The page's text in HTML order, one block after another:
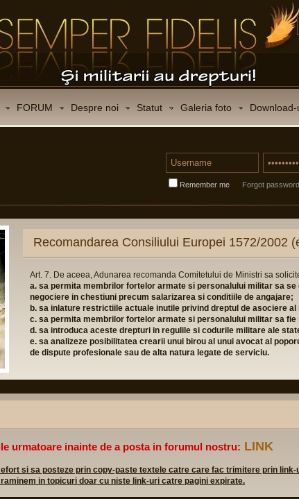
FORUM Despre noi Statut Galeria foto Download-
Remember me Forgot
Recomandarea Consiliului Europei 1572/2002
Art. 7. De aceea, Adunarea recomanda Comitetului de Ministri sa
a. sa permita membrilor fortelor armate si personalului militar sa
negociere in chestiuni precum salarizarea si conditiile de angajare;
b. sa inlature restrictiile actuale inutile privind dreptul de asociere
c. sa permita membrilor fortelor armate si personalului militar sa
d. sa introduca aceste drepturi in regulile si codurile militare ale
e. sa analizeze posibilitatea crearii unui birou al unui avocat al
de dispute profesionale sau de alta natura legate de serviciu.
urmatoare inainte de a posta in forumul nostru: LINK
si sa posteze prin copy-paste textele catre care fac trimitere prin link-
in topicuri doar cu niste link-uri catre pagini expirate.